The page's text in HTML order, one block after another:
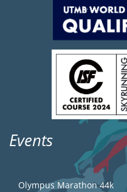
Events
Olympus Marathon 44k